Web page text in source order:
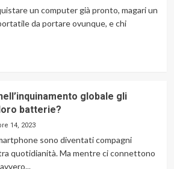
un computer già pronto, magari un
da portare ovunque, e chi
globale gli
batterie?
14, 2023
sono diventati compagni
quotidianità. Ma mentre ci connettono